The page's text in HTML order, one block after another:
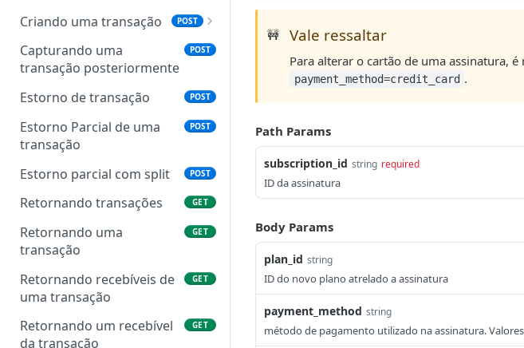
Criando uma transação
POST
Objeto transaction (transação)
Objeto billing (dados de
cobrança)
Objeto shipping (dados de
envio)
Objeto items (itens)
Objeto address (endereço)
Objeto documents
(documentos)
Status das transações
Capturando uma
transação posteriormente
POST
Estorno de transação POST
Estorno Parcial de uma
transação
POST
Estorno parcial com split POST
Retornando transações GET
Retornando uma
transação
GET
Retornando recebíveis de
uma transação
GET
Retornando um recebível
da transação
GET
🚧 Vale ressaltar
Para alterar o cartão de uma assinatura,
payment_method=credit_card .
Path Params
subscription_id string required
ID da assinatura
Body Params
plan_id string
ID do novo plano atrelado a assinatura
payment_method string
método de pagamento utilizado na assinatura.